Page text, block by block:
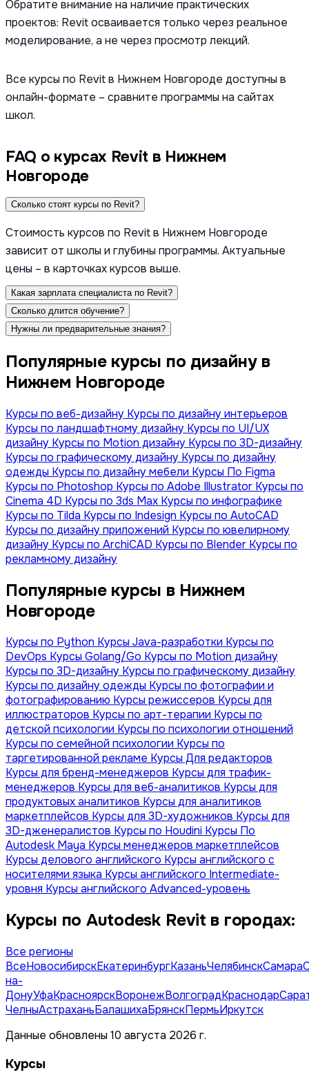
Обратите внимание на наличие практических
проектов: Revit осваивается только через реальное
моделирование, а не через просмотр лекций.
Все курсы по Revit в Нижнем Новгороде доступны в
онлайн-формате – сравните программы на сайтах
школ.
FAQ о курсах Revit в Нижнем
Новгороде
Сколько стоят курсы по Revit?
Стоимость курсов по Revit в Нижнем Новгороде
зависит от школы и глубины программы. Актуальные
цены – в карточках курсов выше.
Какая зарплата специалиста по Revit?
Сколько длится обучение?
Нужны ли предварительные знания?
Популярные курсы по дизайну в
Нижнем Новгороде
Курсы по веб-дизайну Курсы по дизайну интерьеров
Курсы по ландшафтному дизайну Курсы по UI/UX
дизайну Курсы по Motion дизайну Курсы по 3D-дизайну
Курсы по графическому дизайну Курсы по дизайну
одежды Курсы по дизайну мебели Курсы По Figma
Курсы по Photoshop Курсы по Adobe Illustrator Курсы по
Сinema 4D Курсы по 3ds Max Курсы по инфографике
Курсы по Tilda Курсы по Indesign Курсы по AutoCAD
Курсы по дизайну приложений Курсы по ювелирному
дизайну Курсы по ArchiCAD Курсы по Blender Курсы по
рекламному дизайну
Популярные курсы в Нижнем
Новгороде
Курсы по Python Курсы Java-разработки Курсы по
DevOps Курсы Golang/Go Курсы по Motion дизайну
Курсы по 3D-дизайну Курсы по графическому дизайну
Курсы по дизайну одежды Курсы по фотографии и
фотографированию Курсы режиссеров Курсы для
иллюстраторов Курсы по арт-терапии Курсы по
детской психологии Курсы по психологии отношений
Курсы по семейной психологии Курсы по
таргетированной рекламе Курсы Для редакторов
Курсы для бренд-менеджеров Курсы для трафик-
менеджеров Курсы для веб-аналитиков Курсы для
продуктовых аналитиков Курсы для аналитиков
маркетплейсов Курсы для 3D-художников Курсы для
3D-дженералистов Курсы по Houdini Курсы По
Autodesk Maya Курсы менеджеров маркетплейсов
Курсы делового английского Курсы английского с
носителями языка Курсы английского Intermediate-
уровня Курсы английского Advanced-уровень
Курсы по Autodesk Revit в городах:
Все регионы
ВсеНовосибирскЕкатеринбургКазаньЧелябинскСамара
на-
ДонуУфаКрасноярскВоронежВолгоградКраснодар
ЧелныАстраханьБалашихаБрянскПермьИркутск
Данные обновлены 10 августа 2026 г.
Курсы